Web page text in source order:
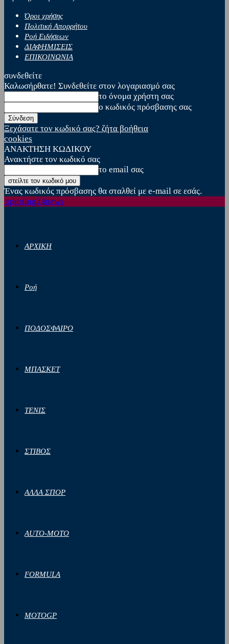
Όροι χρήσης
Πολιτική Απορρήτου
Ροή Ειδήσεων
ΔΙΑΦΗΜΙΣΕΙΣ
ΕΠΙΚΟΙΝΩΝΙΑ
συνδεθείτε
Καλωσήρθατε! Συνδεθείτε στον λογαριασμό σας
το όνομα χρήστη σας
ο κωδικός πρόσβασης σας
Ξεχάσατε τον κωδικό σας? ζήτα βοήθεια
cookies
ΑΝΑΚΤΗΣΗ ΚΩΔΙΚΟΥ
Ανακτήστε τον κωδικό σας
το email σας
Ένας κωδικός πρόσβασης θα σταλθεί με e-mail σε εσάς.
sporting24news
ΑΡΧΙΚΗ
Ροή
ΠΟΔΟΣΦΑΙΡΟ
ΜΠΑΣΚΕΤ
ΤΕΝΙΣ
ΣΤΙΒΟΣ
ΑΛΛΑ ΣΠΟΡ
AUTO-MOTO
FORMULA
MOTOGP